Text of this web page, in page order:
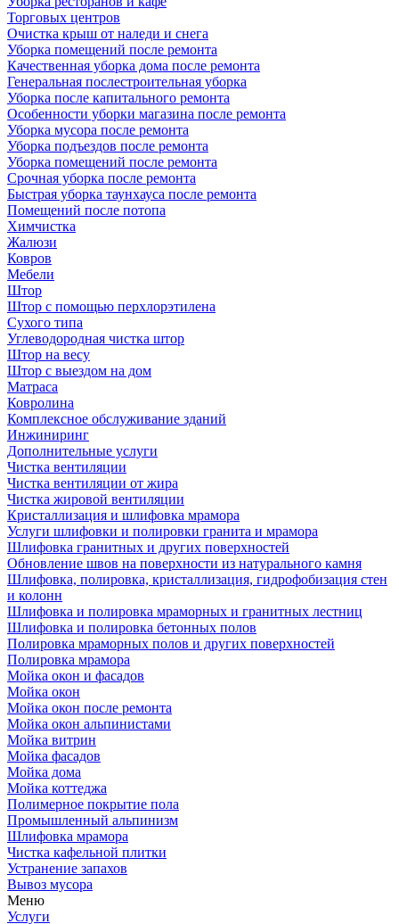
Торговых центров
Очистка крыш от наледи и снега
Уборка помещений после ремонта
Качественная уборка дома после ремонта
Генеральная послестроительная уборка
Уборка после капитального ремонта
Особенности уборки магазина после ремонта
Уборка мусора после ремонта
Уборка подъездов после ремонта
Уборка помещений после ремонта
Срочная уборка после ремонта
Быстрая уборка таунхауса после ремонта
Помещений после потопа
Химчистка
Жалюзи
Ковров
Мебели
Штор
Штор с помощью перхлорэтилена
Сухого типа
Углеводородная чистка штор
Штор на весу
Штор с выездом на дом
Матраса
Ковролина
Комплексное обслуживание зданий
Инжиниринг
Дополнительные услуги
Чистка вентиляции
Чистка вентиляции от жира
Чистка жировой вентиляции
Кристаллизация и шлифовка мрамора
Услуги шлифовки и полировки гранита и мрамора
Шлифовка гранитных и других поверхностей
Обновление швов на поверхности из натурального камня
Шлифовка, полировка, кристаллизация, гидрофобизация стен
и колонн
Шлифовка и полировка мраморных и гранитных лестниц
Шлифовка и полировка бетонных полов
Полировка мраморных полов и других поверхностей
Полировка мрамора
Мойка окон и фасадов
Мойка окон
Мойка окон после ремонта
Мойка окон альпинистами
Мойка витрин
Мойка фасадов
Мойка дома
Мойка коттеджа
Полимерное покрытие пола
Промышленный альпинизм
Шлифовка мрамора
Чистка кафельной плитки
Устранение запахов
Вывоз мусора
Меню
Услуги